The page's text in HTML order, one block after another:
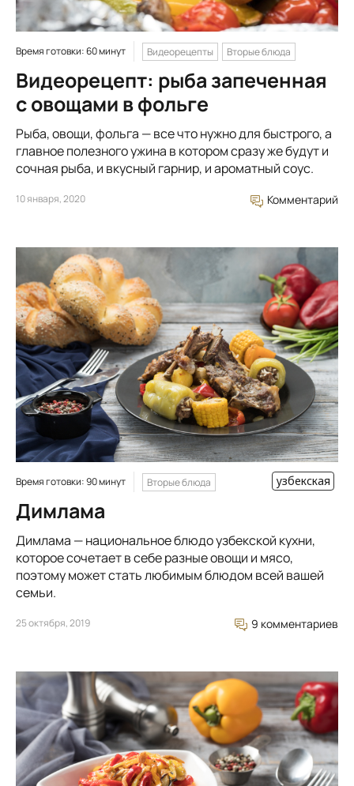
Время готовки: 60 минут Видеорецепты Вторые блюда
Видеорецепт: рыба запеченная
с овощами в фольге
Рыба, овощи, фольга — все что нужно для быстрого, а
главное полезного ужина в котором сразу же будут и
сочная рыба, и вкусный гарнир, и ароматный соус.
10 января, 2020 Комментарий
Время готовки: 90 минут Вторые блюда узбекская
Димлама
Димлама — национальное блюдо узбекской кухни,
которое сочетает в себе разные овощи и мясо,
поэтому может стать любимым блюдом всей вашей
семьи.
25 октября, 2019 9 комментариев